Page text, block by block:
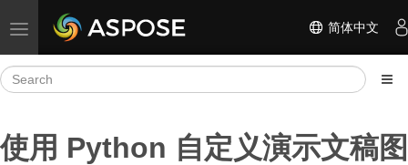
Toggle navigation 简体中文
使用 Python 自定义演示文稿图